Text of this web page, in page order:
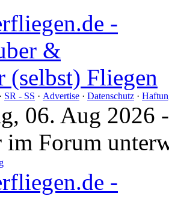
· SR - SS · Advertise · Datenschutz ·
06. Aug 2026
im Forum